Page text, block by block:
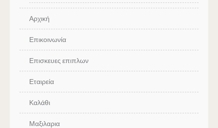
Αρχική
Επικοινωνία
Επισκευες επιπλων
Εταιρεία
Καλάθι
Μαξιλαρια